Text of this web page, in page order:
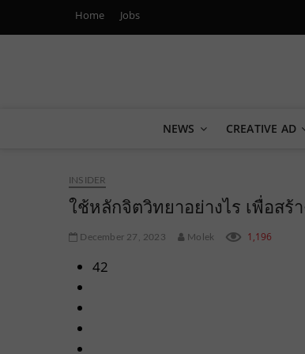
Home Jobs
Marketing Oops!
NEWS CREATIVE AD
INSIDER
ใช้หลักจิตวิทยาอย่างไร เพื่อสร้
December 27, 2023 Molek 1,196
42